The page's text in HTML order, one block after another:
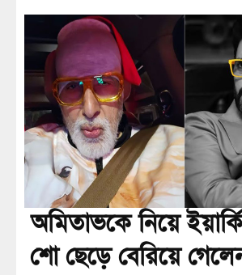
অমিতাভকে নিয়ে
শো ছেড়ে বেরিয়ে